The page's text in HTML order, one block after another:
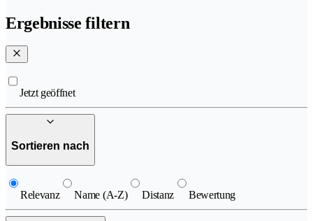
Ergebnisse filtern
Jetzt geöffnet
Sortieren nach
Relevanz Name (A-Z) Distanz Bewertung